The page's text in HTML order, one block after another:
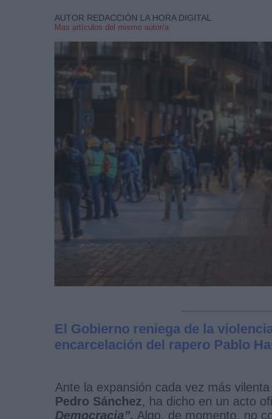
AUTOR REDACCIÓN LA HORA DIGITAL
Mas artículos del mismo autor/a
El Gobierno reniega de la
encarcelación del rapero Pablo
Ante la expansión cada vez más
Pedro Sánchez, ha dicho en un acto
Democracia”. Algo, de momento, no